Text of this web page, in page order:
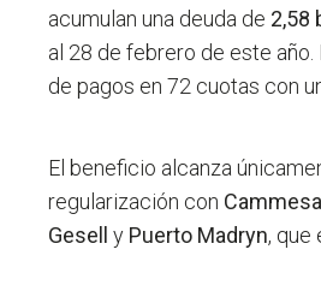
acumulan una deuda de 2,58
al 28 de febrero de este
de pagos en 72 cuotas con
El beneficio alcanza
regularización con
Gesell
y Puerto Madryn, que